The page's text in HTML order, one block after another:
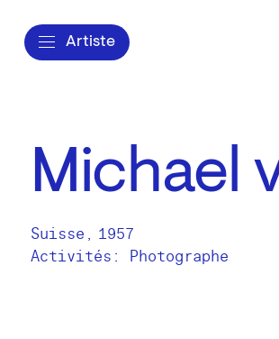
Artiste
Michael
Suisse , 1957
Activités: Photographe